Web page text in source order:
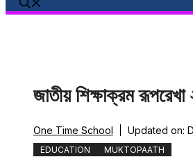
জাতীয় শিক্ষাক্রম
One Time School Updated on:
EDUCATION MUKTOPAATH